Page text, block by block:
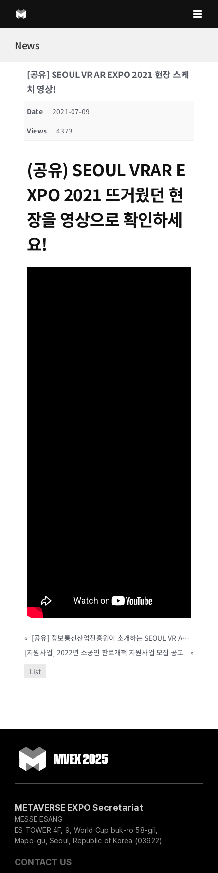
content
News
[공유] SEOUL VR AR EXPO 2021 현장 스케
치 영상!
Date
2021-07-09
Views
4373
(공유) SEOUL VRAR E
XPO 2021 뜨거웠던 현
장을 영상으로 확인하세
요!
«
[공유] 정보통신산업진흥원이 소개하는 SEOUL VR AR EXPO 2021 하이라이트 영상!
[지원사업] 2022년 소공인 판로개척 지원사업 모집 공고
»
List
METAVERSE EXPO Secretariat
MESSE ESANG
ES TOWER 4F, 9, World Cup buk-ro 58-gil,
Mapo-gu, Seoul, Republic of Korea (03922)
CONTACT US